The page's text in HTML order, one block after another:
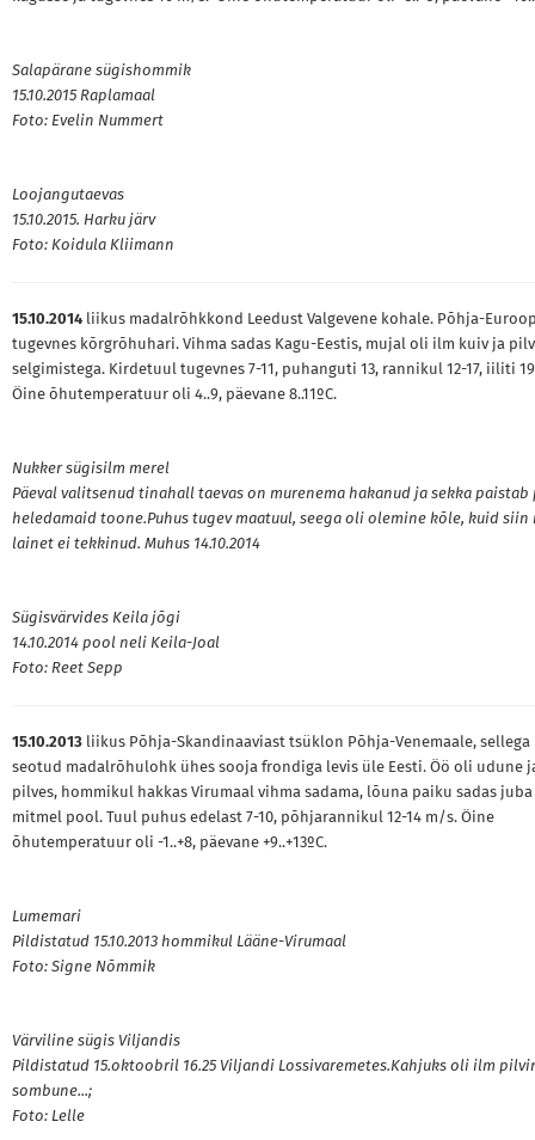
Salapärane sügishommik
15.10.2015 Raplamaal
Foto: Evelin Nummert
Loojangutaevas
15.10.2015. Harku järv
Foto: Koidula Kliimann
15.10.2014 liikus madalrõhkkond Leedust Valgevene kohale. Põhja-
tugevnes kõrgrõhuhari. Vihma sadas Kagu-Eestis, mujal oli ilm kuiv ja
selgimistega. Kirdetuul tugevnes 7-11, puhanguti 13, rannikul 12-17, iiliti
Öine õhutemperatuur oli 4..9, päevane 8..11ºC.
Nukker sügisilm merel
Päeval valitsenud tinahall taevas on murenema hakanud ja sekka paistab
heledamaid toone.Puhus tugev maatuul, seega oli olemine kõle, kuid siin
lainet ei tekkinud. Muhus 14.10.2014
Sügisvärvides Keila jõgi
14.10.2014 pool neli Keila-Joal
Foto: Reet Sepp
15.10.2013 liikus Põhja-Skandinaaviast tsüklon Põhja-Venemaale, sellega
seotud madalrõhulohk ühes sooja frondiga levis üle Eesti. Öö oli udune
pilves, hommikul hakkas Virumaal vihma sadama, lõuna paiku sadas juba
mitmel pool. Tuul puhus edelast 7-10, põhjarannikul 12-14 m/s. Öine
õhutemperatuur oli -1..+8, päevane +9..+13ºC.
Lumemari
Pildistatud 15.10.2013 hommikul Lääne-Virumaal
Foto: Signe Nõmmik
Värviline sügis Viljandis
Pildistatud 15.oktoobril 16.25 Viljandi Lossivaremetes.Kahjuks oli ilm
sombune...;
Foto: Lelle